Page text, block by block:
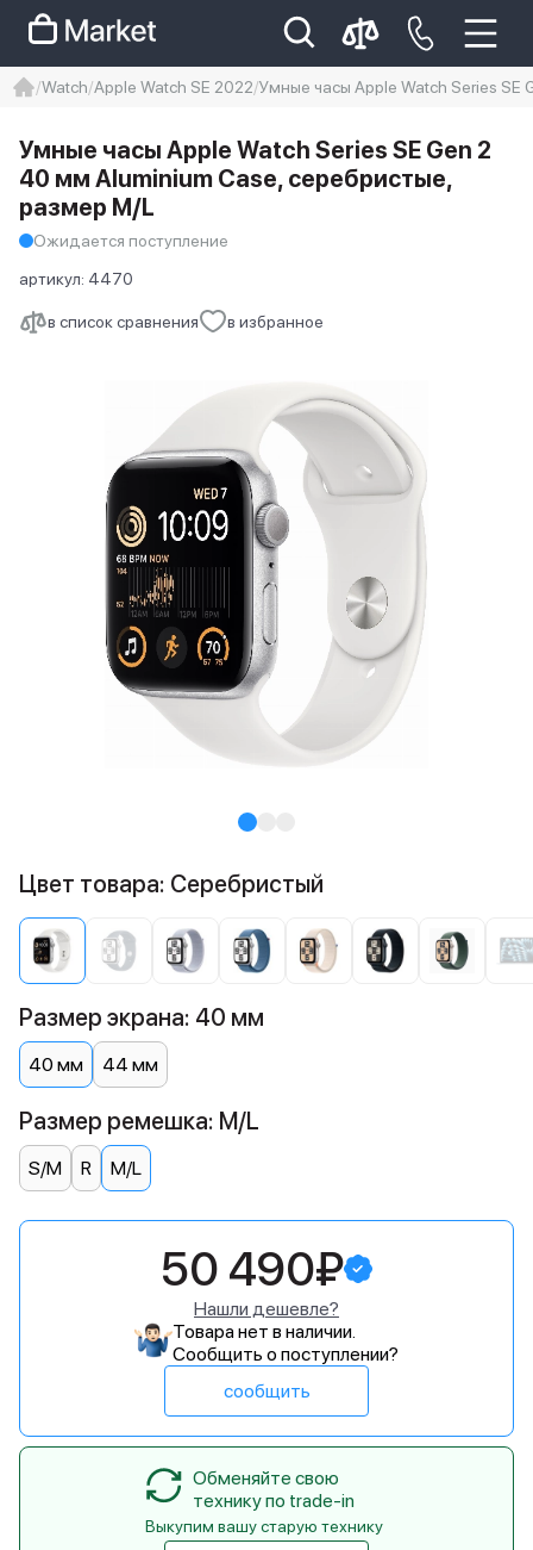
Iphone 14 pro max
айфон 14
Watch Apple Watch SE 2022 Умные часы Apple Watch Series SE
в список сравнения в избранное
Умные часы Apple Watch Series SE Gen 2
40 мм Aluminium Case, серебристые,
размер M/L
Ожидается поступление
артикул: 4470
Цвет товара: Cеребристый
Размер экрана: 40 мм
40 мм 44 мм
Размер ремешка: M/L
S/M R M/L
50 490₽
Нашли дешевле?
Товара нет в наличии.
Сообщить о поступлении?
сообщить
Обменяйте свою
технику по trade-in
Выкупим вашу старую технику